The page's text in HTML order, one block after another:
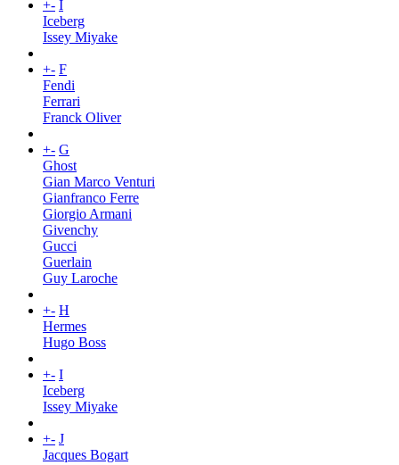
+- I
Iceberg
Issey Miyake
+- F
Fendi
Ferrari
Franck Oliver
+- G
Ghost
Gian Marco Venturi
Gianfranco Ferre
Giorgio Armani
Givenchy
Gucci
Guerlain
Guy Laroche
+- H
Hermes
Hugo Boss
+- I
Iceberg
Issey Miyake
+- J
Jacques Bogart